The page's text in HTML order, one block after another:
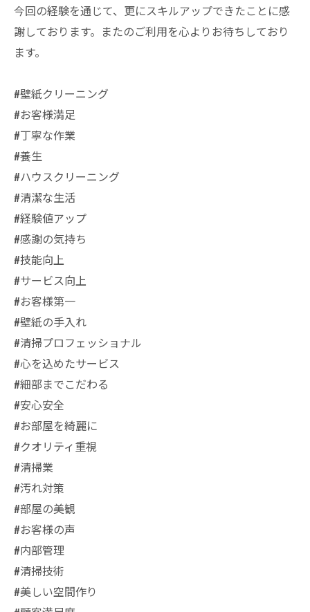
今回の経験を通じて、更にスキルアップできたことに感
謝しております。またのご利用を心よりお待ちしており
ます。
#壁紙クリーニング
#お客様満足
#丁寧な作業
#養生
#ハウスクリーニング
#清潔な生活
#経験値アップ
#感謝の気持ち
#技能向上
#サービス向上
#お客様第一
#壁紙の手入れ
#清掃プロフェッショナル
#心を込めたサービス
#細部までこだわる
#安心安全
#お部屋を綺麗に
#クオリティ重視
#清掃業
#汚れ対策
#部屋の美観
#お客様の声
#内部管理
#清掃技術
#美しい空間作り